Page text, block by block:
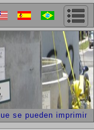
pueden